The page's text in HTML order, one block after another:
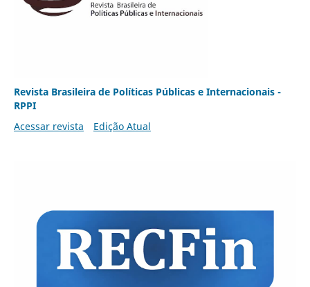
Revista Brasileira de Políticas Públicas e Internacionais -
RPPI
Acessar revista
Edição Atual